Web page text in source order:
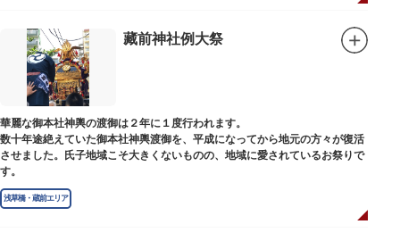
藏前神社例大祭
華麗な御本社神輿の渡御は２年に１度行われます。
数十年途絶えていた御本社神輿渡御を、平成になってから地元の方々が復活
させました。氏子地域こそ大きくないものの、地域に愛されているお祭りで
す。
浅草橋・蔵前エリア